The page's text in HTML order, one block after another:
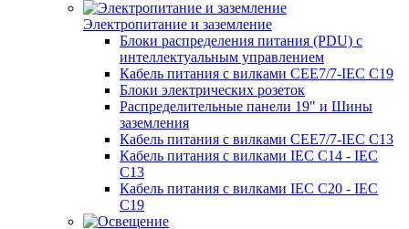
Электропитание и заземление
Блоки распределения питания (PDU) с
интеллектуальным управлением
Кабель питания с вилками CEE7/7-IEC C19
Блоки электрических розеток
Распределительные панели 19" и Шины
заземления
Кабель питания с вилками CEE7/7-IEC C13
Кабель питания с вилками IEC C14 - IEC
C13
Кабель питания с вилками IEC C20 - IEC
C19